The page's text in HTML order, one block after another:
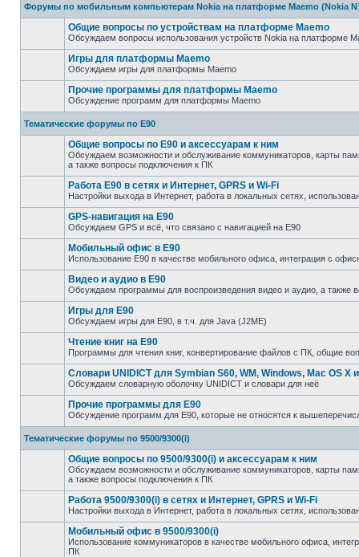
Форумы по мобильным компьютерам Nokia на платформе Maemo (Nokia
Общие вопросы по устройствам на платформе Maemo
Обсуждаем вопросы использования устройств Nokia на платформе
Игры для платформы Maemo
Обсуждаем игры для платформы Maemo
Прочие программы для платформы Maemo
Обсуждение программ для платформы Maemo
Тематические форумы по E90
Общие вопросы по E90 и аксессуарам к ним
Обсуждаем возможности и обслуживание коммуникаторов, карты
а также вопросы подключения к ПК
Работа E90 в сетях и Интернет, GPRS и Wi-Fi
Настройки выхода в Интернет, работа в локальных сетях,
GPS-навигация на E90
Обсуждаем GPS и всё, что связано с навигацией на E90
Мобильный офис в E90
Использование E90 в качестве мобильного офиса, интеграция с
Видео и аудио в E90
Обсуждаем программы для воспроизведения видео и аудио, а также
Игры для E90
Обсуждаем игры для E90, в т.ч. для Java (J2ME)
Чтение книг на E90
Программы для чтения книг, конвертирование файлов с ПК, общие
Словари UNIDICT для Symbian S60, WM, Windows, Mac OS X
Обсуждаем словарную оболочку UNIDICT и словари для неё
Прочие программы для E90
Обсуждение программ для E90, которые не относятся к
Тематические форумы по 9500/9300(i)
Общие вопросы по 9500/9300(i) и аксессуарам к ним
Обсуждаем возможности и обслуживание коммуникаторов, карты
а также вопросы подключения к ПК
Работа 9500/9300(i) в сетях и Интернет, GPRS и Wi-Fi
Настройки выхода в Интернет, работа в локальных сетях,
Мобильный офис в 9500/9300(i)
Использование коммуникаторов в качестве мобильного офиса,
ПК